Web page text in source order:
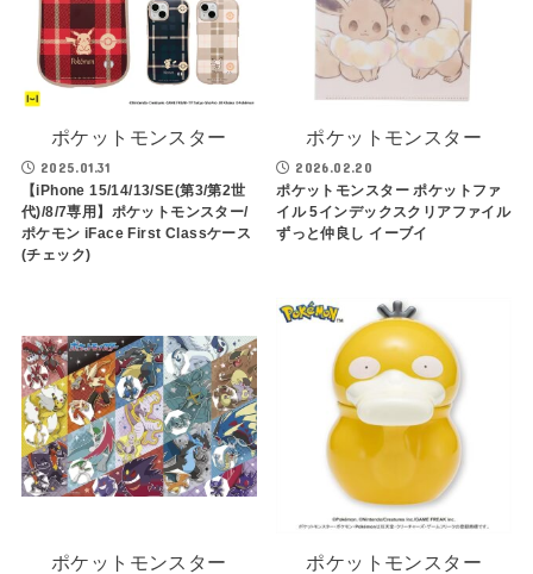
ポケットモンスター
2025.01.31
【iPhone 15/14/13/SE(第3/第2世
代)/8/7専用】ポケットモンスター/
ポケモン iFace First Classケース
(チェック)
ポケットモンスター
2026.02.20
ポケットモンスター ポケットファ
イル 5インデックスクリアファイル
ずっと仲良し イーブイ
ポケットモンスター ポケットモンスター